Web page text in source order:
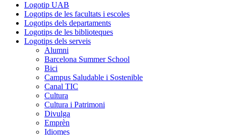
Logotip UAB
Logotips de les facultats i escoles
Logotips dels departaments
Logotips de les biblioteques
Logotips dels serveis
Alumni
Barcelona Summer School
Bici
Campus Saludable i Sostenible
Canal TIC
Cultura
Cultura i Patrimoni
Divulga
Emprèn
Idiomes